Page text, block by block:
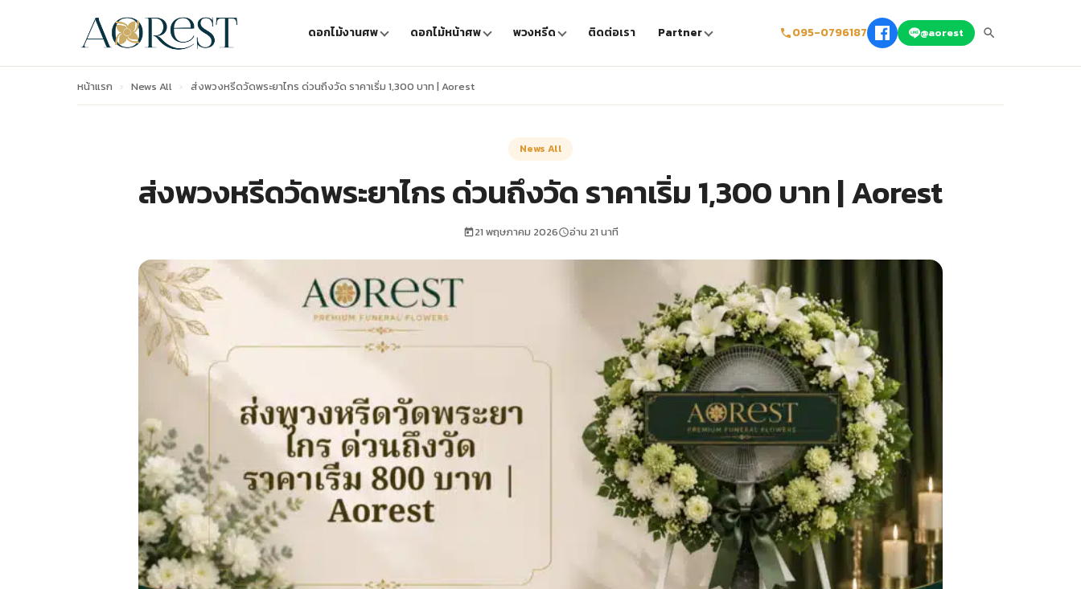
ดอกไม้งานศพ ดอกไม้หน้าศพ พวงหรีด ติดต่อเรา Partner 095-0796187 @aorest
หน้าแรก › News All › ส่งพวงหรีดวัดพระยาไกร ด่วนถึงวัด ราคาเริ่ม 1,300 บาท | Aorest
News All
ส่งพวงหรีดวัดพระยาไกร ด่วนถึงวัด ราคาเริ่ม 1,300 บาท | Aorest
21 พฤษภาคม 2026 อ่าน 21 นาที